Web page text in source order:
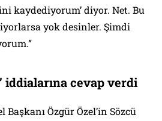
kaydediyorum’ diyor. Net. Bu
yok desinler. Şimdi
iddialarına cevap verdi
Başkanı Özgür Özel’in Sözcü